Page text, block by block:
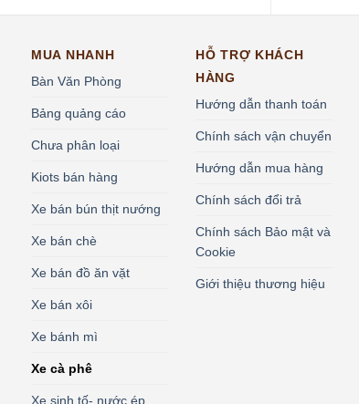
MUA NHANH
Bàn Văn Phòng
Bảng quảng cáo
Chưa phân loại
Kiots bán hàng
Xe bán bún thịt nướng
Xe bán chè
Xe bán đồ ăn vặt
Xe bán xôi
Xe bánh mì
Xe cà phê
Xe sinh tố- nước ép
HỖ TRỢ KHÁCH
HÀNG
Hướng dẫn thanh toán
Chính sách vận chuyển
Hướng dẫn mua hàng
Chính sách đổi trả
Chính sách Bảo mật và
Cookie
Giới thiệu thương hiệu